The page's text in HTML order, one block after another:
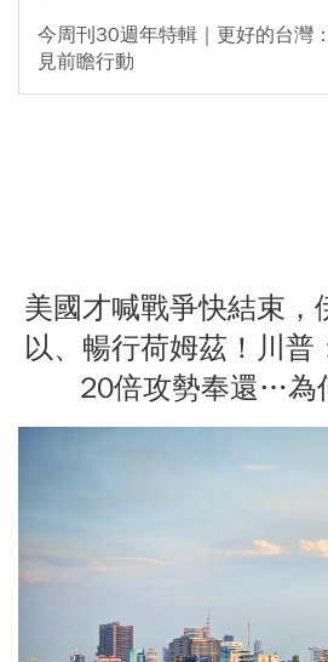
今周刊30週年特輯｜更好的台灣
見前瞻行動
美國才喊戰爭快結束，
以、暢行荷姆茲！川普
20倍攻勢奉還…為